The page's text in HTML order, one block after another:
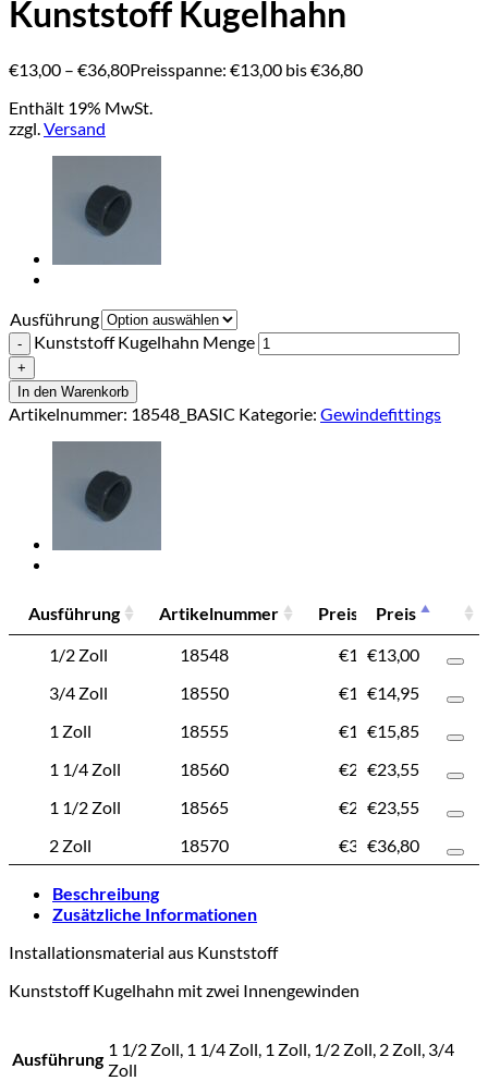
Kunststoff Kugelhahn
€13,00 – €36,80Preisspanne: €13,00 bis €36,80
Enthält 19% MwSt.
zzgl.Versand
Ausführung
Kunststoff Kugelhahn Menge
In den Warenkorb
Artikelnummer: 18548_BASIC Kategorie: Gewindefittings
Ausführung Artikelnummer
Preis
Ausführung
Artikelnummer Preis
1/2 Zoll 18548 €13,00
3/4 Zoll
18550 €14,95
1 Zoll
18555 €15,85
1 1/4 Zoll
18560 €23,55
1 1/2 Zoll
18565 €23,55
2 Zoll
18570 €36,80
Preis
€13,00
€14,95
€15,85
€23,55
€23,55
€36,80
Beschreibung
Zusätzliche Informationen
Installationsmaterial aus Kunststoff
Kunststoff Kugelhahn mit zwei Innengewinden
Ausführung 1 1/2 Zoll, 1 1/4 Zoll, 1 Zoll, 1/2 Zoll, 2 Zoll, 3/4
Zoll